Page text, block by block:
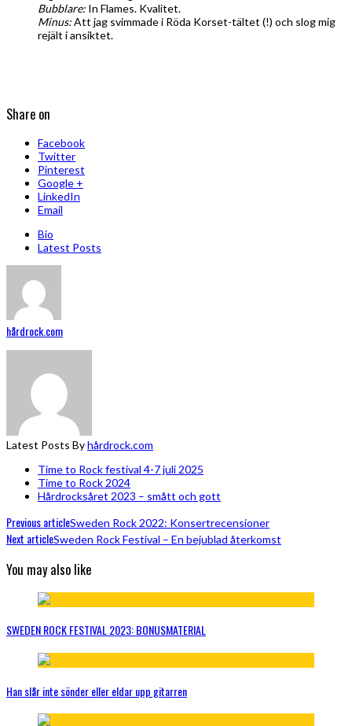
Bubblare: In Flames. Kvalitet.
Minus:Att jag svimmade i Röda Korset-tältet (!) och slog mig
rejält i ansiktet.
Share on
Facebook
Twitter
Pinterest
Google +
LinkedIn
Email
Bio
Latest Posts
hårdrock.com
Latest Posts Byhårdrock.com
Time to Rock festival 4-7 juli 2025
Time to Rock 2024
Hårdrocksåret 2023 – smått och gott
Previous articleSweden Rock 2022: Konsertrecensioner
Next articleSweden Rock Festival – En bejublad återkomst
You may also like
SWEDEN ROCK FESTIVAL 2023: BONUSMATERIAL
Han slår inte sönder eller eldar upp gitarren